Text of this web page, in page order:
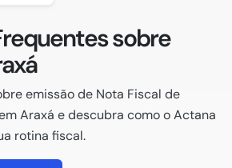
sobre
emissão de Nota Fiscal de
Araxá e descubra como o Actana
rotina fiscal.